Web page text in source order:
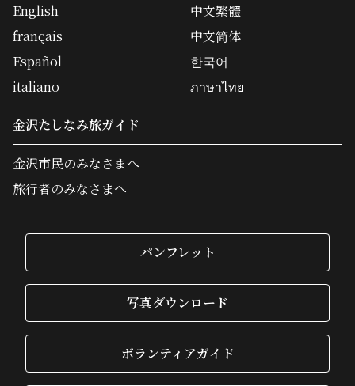
English
français
Español
italiano
中文繁體
中文简体
한국어
ภาษาไทย
金沢たしなみ旅ガイド
金沢市民のみなさまへ
旅行者のみなさまへ
パンフレット
写真ダウンロード
ボランティアガイド